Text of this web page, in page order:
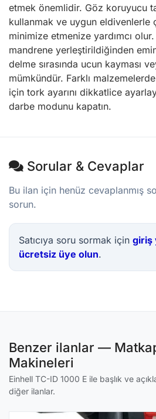
etmek önemlidir. Göz koruyucu
kullanmak ve uygun eldivenlerle
minimize etmenize yardımcı olur.
mandrene yerleştirildiğinden
delme sırasında ucun kayması
mümkündür. Farklı
için tork ayarını dikkatlice
darbe modunu kapatın.
Sorular & Cevaplar
Bu ilan için henüz cevaplanmış
sorun.
Satıcıya soru sormak için giriş
ücretsiz üye olun.
Benzer ilanlar —
Makineleri
Einhell TC-ID 1000 E ile başlık ve
diğer ilanlar.